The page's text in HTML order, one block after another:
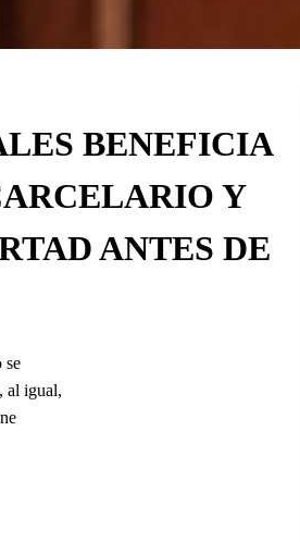
BENEFICIA
Y
ANTES DE
se
al igual,